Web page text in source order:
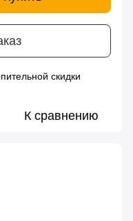
скидки
К сравнению